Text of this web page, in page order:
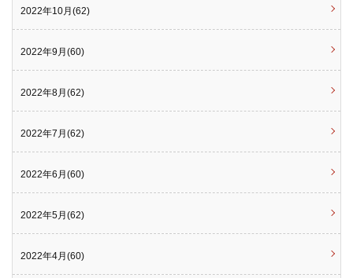
2022年10月(62)
2022年9月(60)
2022年8月(62)
2022年7月(62)
2022年6月(60)
2022年5月(62)
2022年4月(60)